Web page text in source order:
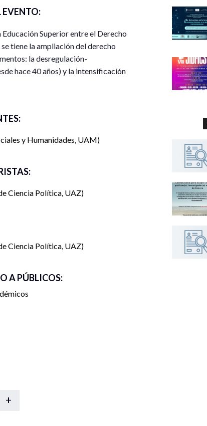
EVENTO:
Superior entre el Derecho
tiene la ampliación del derecho
la desregulación-
hace 40 años) y la intensificación
preguntas: ¿Cuáles son los
y Humanidades, UAM
Ciencia Política, UAZ
Ciencia Política, UAZ
A PÚBLICOS:
+